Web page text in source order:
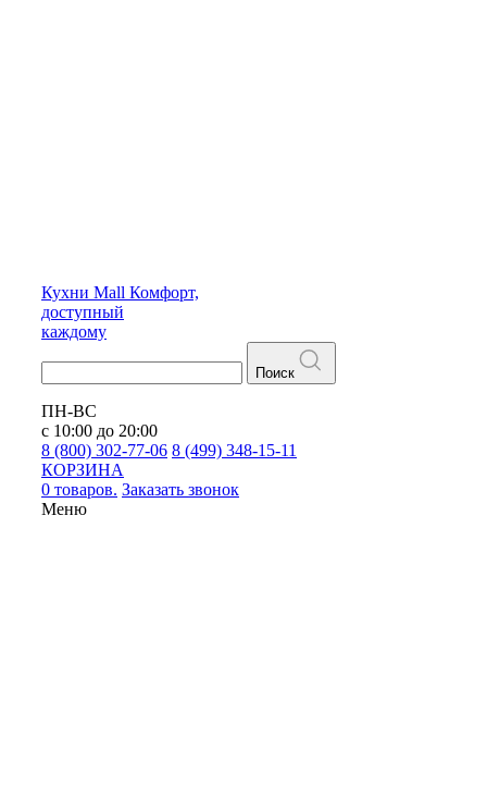
Кухни Mall Комфорт,
доступный
каждому
Поиск
ПН-ВС
с 10:00 до 20:00
8 (800) 302-77-06 8 (499) 348-15-11
КОРЗИНА
0 товаров. Заказать звонок
Меню